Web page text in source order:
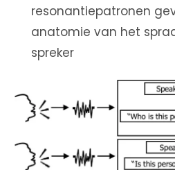
resonantiepatronen
anatomie van het
spreker